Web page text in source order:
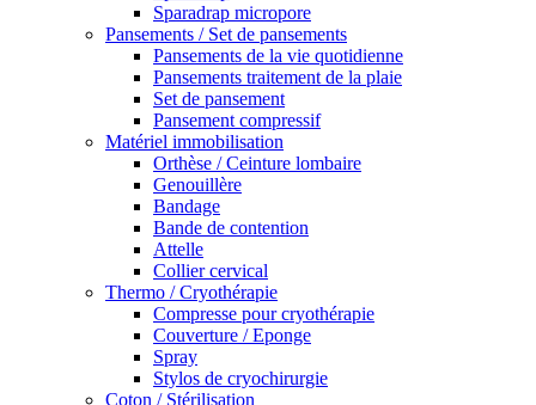
Sparadrap micropore
Pansements / Set de pansements
Pansements de la vie quotidienne
Pansements traitement de la plaie
Set de pansement
Pansement compressif
Matériel immobilisation
Orthèse / Ceinture lombaire
Genouillère
Bandage
Bande de contention
Attelle
Collier cervical
Thermo / Cryothérapie
Compresse pour cryothérapie
Couverture / Eponge
Spray
Stylos de cryochirurgie
Coton / Stérilisation